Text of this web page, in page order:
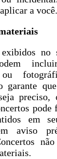
a você.
no
garante
preciso,
pode
em
aviso